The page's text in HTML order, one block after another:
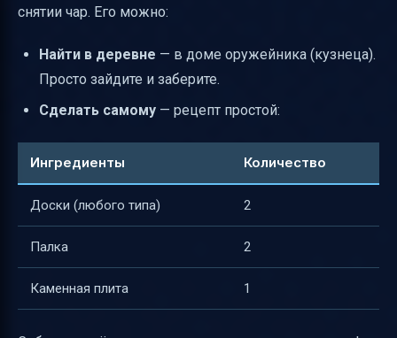
снятии чар. Его можно:
Найти в деревне — в доме оружейника (кузнеца).
Просто зайдите и заберите.
Сделать самому — рецепт простой:
Ингредиенты Количество
Доски (любого типа) 2
Палка 2
Каменная плита 1